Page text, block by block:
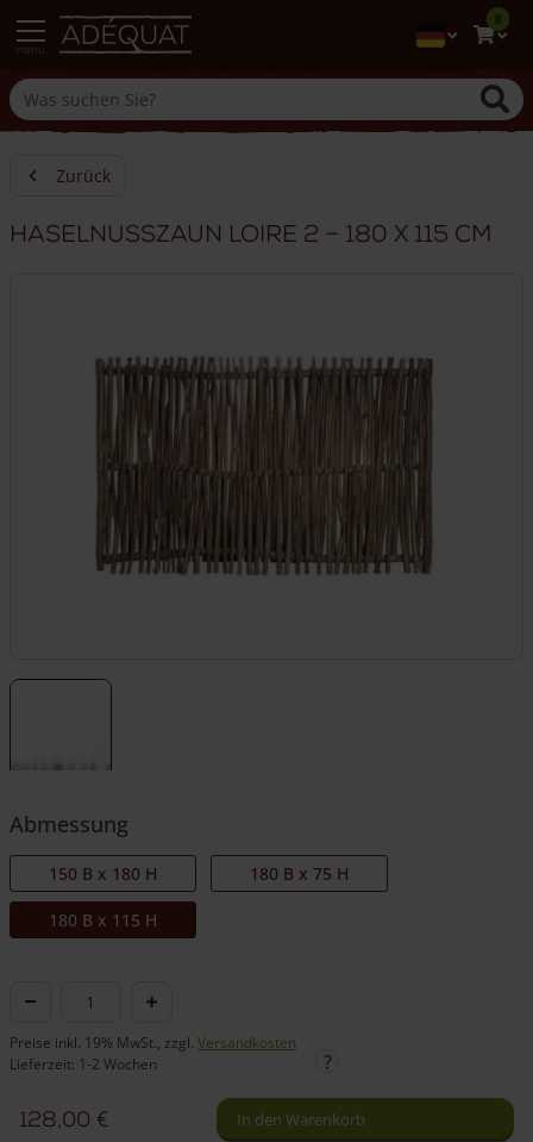
0
Zurück
Haselnusszaun Loire 2 – 180 x 115 cm
Abmessung
150 B x 180 H 180 B x 75 H
180 B x 115 H
Haselnusszaun
2
180
Preise inkl. 19% MwSt., zzgl. Versandkosten
Lieferzeit: 1-2 Wochen
128,00 € In den Warenkorb